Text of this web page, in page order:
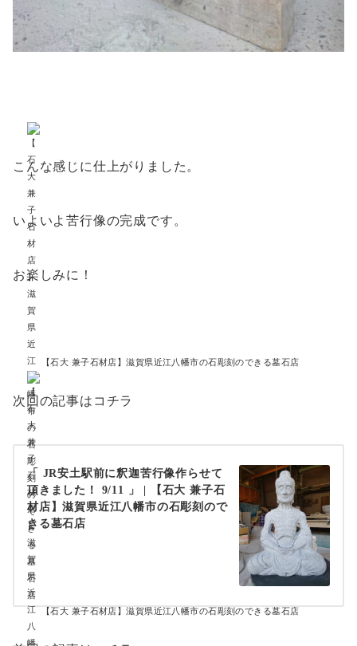
こんな感じに仕上がりました。
いよいよ苦行像の完成です。
お楽しみに！
次回の記事はコチラ
「 JR安土駅前に釈迦苦行像作らせて
頂きました！ 9/11 」 | 【石大 兼子石
材店】滋賀県近江八幡市の石彫刻ので
きる墓石店
【石大 兼子石材店】滋賀県近江八幡市の石彫刻のできる墓石店
【石大 兼子石材店】滋賀県近江八幡市の石彫刻のできる墓石店